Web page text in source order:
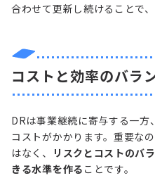
合わせて更新し続けることで
コストと効率のバラ
DRは事業継続に寄与する一
コストがかかります。重要な
はなく、
リスクとコストのバ
きる水準を作る ことです。